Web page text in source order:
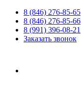
8 (846) 276-85-65
8 (846) 276-85-66
8 (991) 396-08-21
Заказать звонок